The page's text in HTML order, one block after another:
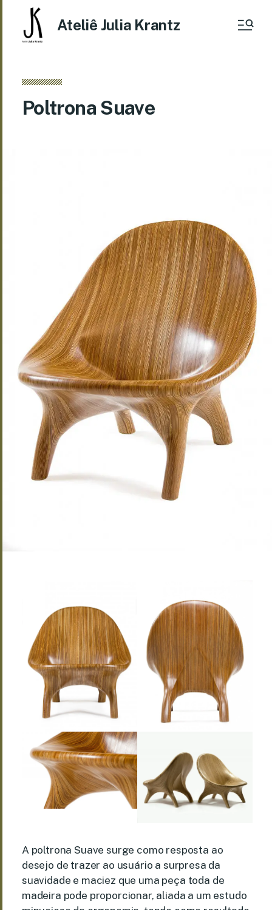
Ateliê Julia Krantz
Poltrona Suave
A poltrona Suave surge como resposta ao
desejo de trazer ao usuário a surpresa da
suavidade e maciez que uma peça toda de
madeira pode proporcionar, aliada a um estudo